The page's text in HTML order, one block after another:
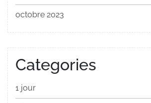
octobre 2023
Categories
1 jour